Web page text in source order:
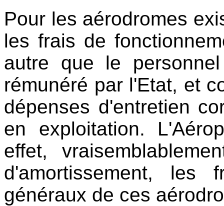
Pour les aérodromes
les frais de
autre que le
rémunéré par l'Etat, et
dépenses d'entretien
en exploitation.
effet,
d'amortissement,
généraux de ces